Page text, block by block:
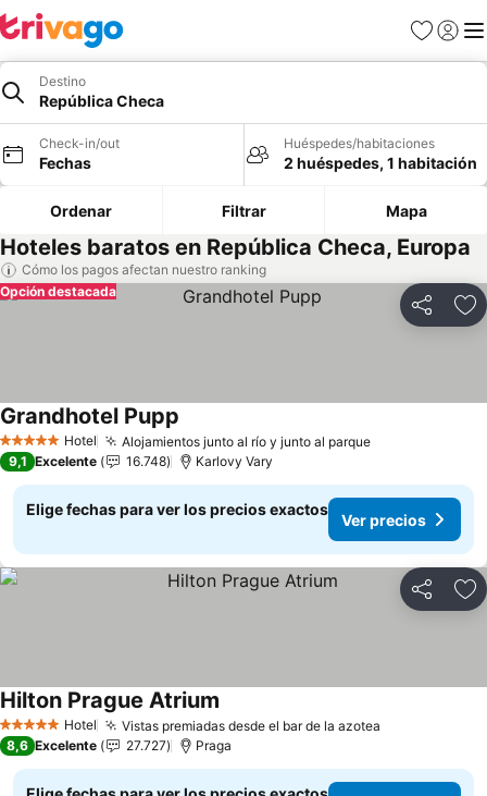
Favoritos
Iniciar
Destino
República Checa
Check-in/out
Fechas
Huéspedes/habitaciones
2 huéspedes, 1 habitación
Ordenar Filtrar Mapa
Hoteles baratos en República Checa, Europa
Cómo los pagos afectan nuestro ranking
Compartir
Opción destacada
5 Estrellas Hotel Alojamientos junto al río y junto al parque
Grandhotel Pupp
9,1 Excelente 16.748 Karlovy Vary
Elige fechas para ver los precios exactos
Ver precios
Compartir
5 Estrellas Hotel Vistas premiadas desde el bar de la azotea
Hilton Prague Atrium
8,6 Excelente 27.727 Praga